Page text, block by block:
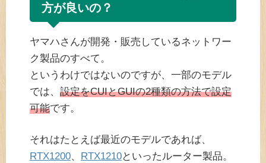
方が良いの？
ヤマハさんが開発・販売しているネットワー
ク製品のすべて。
というわけではないのですが、一部のモデル
では、 設定をCUIとGUIの2種類の方法で設定
可能です。
それはたとえば最近のモデルであれば、
RTX1200、 RTX1210といったルーター製品。